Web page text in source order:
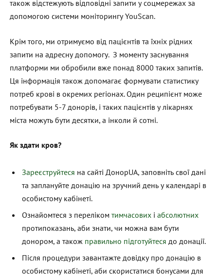
також відстежують відповідні запити у соцмережах за
допомогою системи моніторингу YouScan.
Крім того, ми отримуємо від пацієнтів та їхніх рідних
запити на адресну допомогу. З моменту заснування
платформи ми обробили вже понад 8000 таких запитів.
Ця інформація також допомагає формувати статистику
потреб крові в окремих регіонах. Один реципієнт може
потребувати 5-7 донорів, і таких пацієнтів у лікарнях
міста можуть бути десятки, а інколи й сотні.
Як здати кров?
Зареєструйтеся на сайті ДонорUA, заповніть свої дані
та заплануйте донацію на зручний день у календарі в
особистому кабінеті.
Ознайомтеся з переліком тимчасових і абсолютних
протипоказань, аби знати, чи можна вам бути
донором, а також правильно підготуйтеся до донації.
Після процедури завантажте довідку про донацію в
особистому кабінеті, аби скористатися бонусами для